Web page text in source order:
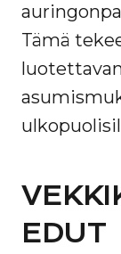
Tämä
EDUT